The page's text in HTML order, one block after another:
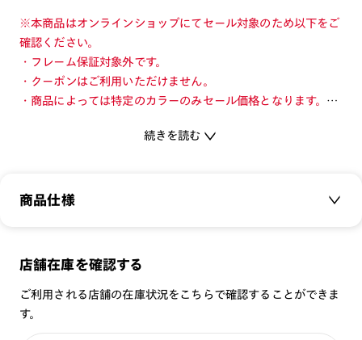
※本商品はオンラインショップにてセール対象のため以下をご
確認ください。
・フレーム保証対象外です。
・クーポンはご利用いただけません。
・商品によっては特定のカラーのみセール価格となります。カ
・店舗とオンラインショップで価格が異なる場合があります。
[紫外線透過率]
0.1%以下
[可視光線透過率]
COLOR 86：93%
続きを読む
商品仕様
品番： URF-26S-268
サイズ： 53.2□19.0-149.0○46
重さ：
店舗在庫を確認する
ご利用される店舗の在庫状況をこちらで確認することができま
す。